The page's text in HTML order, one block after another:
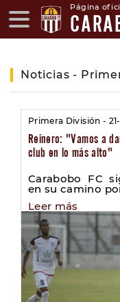
Página
Noticias -
Primera División -
Reinero: "Vamos a
club en lo más alto"
Carabobo FC
en su camino
Leer más